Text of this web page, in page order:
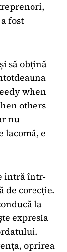
fost
să obțină
when
others
nu
lacomă, e
intră într-
de corecție.
la
expresia
oprirea